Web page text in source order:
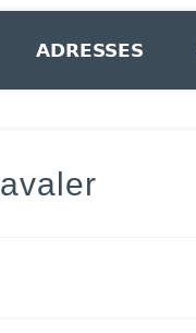
ADRESSES